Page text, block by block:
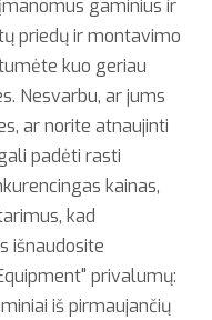
gaminius ir
priedų ir montavimo
kuo geriau
Nesvarbu, ar jums
ar norite atnaujinti
padėti rasti
kainas,
kad
išnaudosite
privalumų:
iš pirmaujančių